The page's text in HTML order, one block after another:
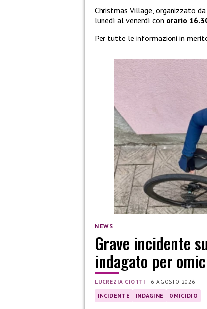
Christmas Village, organizzato
lunedì al venerdì con orario
Per tutte le informazioni in
NEWS
Grave incidente
indagato per
LUCREZIA CIOTTI | 6 AGOSTO 2026
INCIDENTE INDAGINE OMICIDIO